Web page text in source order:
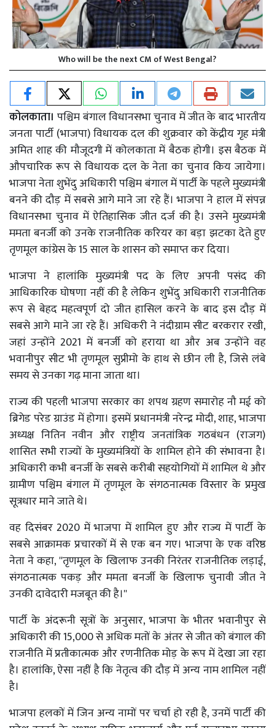
Who will be the next CM of West Bengal?
कोलकाता।पश्चिम बंगाल विधानसभा चुनाव में जीत के बाद भारतीय
जनता पार्टी (भाजपा) विधायक दल की शुक्रवार को केंद्रीय गृह मंत्री
अमित शाह की मौजूदगी में कोलकाता में बैठक होगी। इस बैठक में
औपचारिक रूप से विधायक दल के नेता का चुनाव किय जायेगा।
भाजपा नेता शुभेंदु अधिकारी पश्चिम बंगाल में पार्टी के पहले मुख्यमंत्री
बनने की दौड़ में सबसे आगे माने जा रहे हैं। भाजपा ने हाल में संपन्न
विधानसभा चुनाव में ऐतिहासिक जीत दर्ज की है। उसने मुख्यमंत्री
ममता बनर्जी को उनके राजनीतिक करियर का बड़ा झटका देते हुए
तृणमूल कांग्रेस के 15 साल के शासन को समाप्त कर दिया।
भाजपा ने हालांकि मुख्यमंत्री पद के लिए अपनी पसंद की
आधिकारिक घोषणा नहीं की है लेकिन शुभेंदु अधिकारी राजनीतिक
रूप से बेहद महत्वपूर्ण दो जीत हासिल करने के बाद इस दौड़ में
सबसे आगे माने जा रहे हैं। अधिकरी ने नंदीग्राम सीट बरकरार रखी,
जहां उन्होंने 2021 में बनर्जी को हराया था और अब उन्होंने वह
भवानीपुर सीट भी तृणमूल सुप्रीमो के हाथ से छीन ली है, जिसे लंबे
समय से उनका गढ़ माना जाता था।
राज्य की पहली भाजपा सरकार का शपथ ग्रहण समारोह नौ मई को
ब्रिगेड परेड ग्राउंड में होगा। इसमें प्रधानमंत्री नरेन्द्र मोदी, शाह, भाजपा
अध्यक्ष नितिन नवीन और राष्ट्रीय जनतांत्रिक गठबंधन (राजग)
शासित सभी राज्यों के मुख्यमंत्रियों के शामिल होने की संभावना है।
अधिकारी कभी बनर्जी के सबसे करीबी सहयोगियों में शामिल थे और
ग्रामीण पश्चिम बंगाल में तृणमूल के संगठनात्मक विस्तार के प्रमुख
सूत्रधार माने जाते थे।
वह दिसंबर 2020 में भाजपा में शामिल हुए और राज्य में पार्टी के
सबसे आक्रामक प्रचारकों में से एक बन गए। भाजपा के एक वरिष्ठ
नेता ने कहा, ''तृणमूल के खिलाफ उनकी निरंतर राजनीतिक लड़ाई,
संगठनात्मक पकड़ और ममता बनर्जी के खिलाफ चुनावी जीत ने
उनकी दावेदारी मजबूत की है।''
पार्टी के अंदरूनी सूत्रों के अनुसार, भाजपा के भीतर भवानीपुर से
अधिकारी की 15,000 से अधिक मतों के अंतर से जीत को बंगाल की
राजनीति में प्रतीकात्मक और रणनीतिक मोड़ के रूप में देखा जा रहा
है। हालांकि, ऐसा नहीं है कि नेतृत्व की दौड़ में अन्य नाम शामिल नहीं
है।
भाजपा हलकों में जिन अन्य नामों पर चर्चा हो रही है, उनमें पार्टी की